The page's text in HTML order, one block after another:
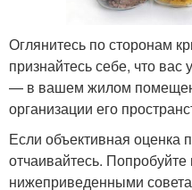
Оглянитесь по сторонам
признайтесь себе, что
— в вашем жилом
организации его
Если объективная
отчаивайтесь. Попробуйте
нижеприведенными